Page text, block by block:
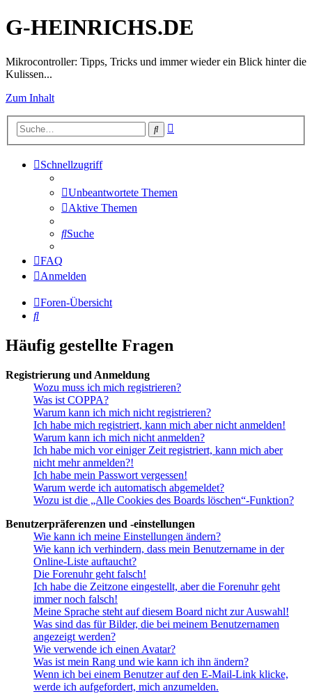
G-HEINRICHS.DE
Mikrocontroller: Tipps, Tricks und immer wieder ein Blick hinter die
Kulissen...
Zum Inhalt
Suche
Schnellzugriff
Unbeantwortete Themen
Aktive Themen
Suche
FAQ
Anmelden
Foren-Übersicht
Suche
Häufig gestellte Fragen
Registrierung und Anmeldung
Wozu muss ich mich registrieren?
Was ist COPPA?
Warum kann ich mich nicht registrieren?
Ich habe mich registriert, kann mich aber nicht anmelden!
Warum kann ich mich nicht anmelden?
Ich habe mich vor einiger Zeit registriert, kann mich aber
nicht mehr anmelden?!
Ich habe mein Passwort vergessen!
Warum werde ich automatisch abgemeldet?
Wozu ist die „Alle Cookies des Boards löschen“-Funktion?
Benutzerpräferenzen und -einstellungen
Wie kann ich meine Einstellungen ändern?
Wie kann ich verhindern, dass mein Benutzername in der
Online-Liste auftaucht?
Die Forenuhr geht falsch!
Ich habe die Zeitzone eingestellt, aber die Forenuhr geht
immer noch falsch!
Meine Sprache steht auf diesem Board nicht zur Auswahl!
Was sind das für Bilder, die bei meinem Benutzernamen
angezeigt werden?
Wie verwende ich einen Avatar?
Was ist mein Rang und wie kann ich ihn ändern?
Wenn ich bei einem Benutzer auf den E-Mail-Link klicke,
werde ich aufgefordert, mich anzumelden.